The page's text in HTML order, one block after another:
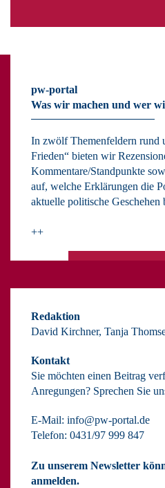
pw-portal
Was wir machen und wer
In zwölf Themenfeldern rund
Frieden“ bieten wir
Kommentare/Standpunkte
auf, welche Erklärungen die
aktuelle politische Geschehen
++
Redaktion
David Kirchner, Tanja
Kontakt
Sie möchten einen Beitrag
Anregungen? Sprechen Sie
E-Mail: info@pw-portal.de
Telefon: 0431/97 999 847
Zu unserem Newsletter
anmelden.